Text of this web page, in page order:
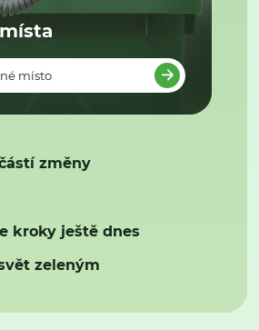
místo
změny
kroky ještě dnes
zeleným